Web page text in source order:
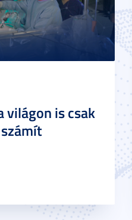
világon is csak